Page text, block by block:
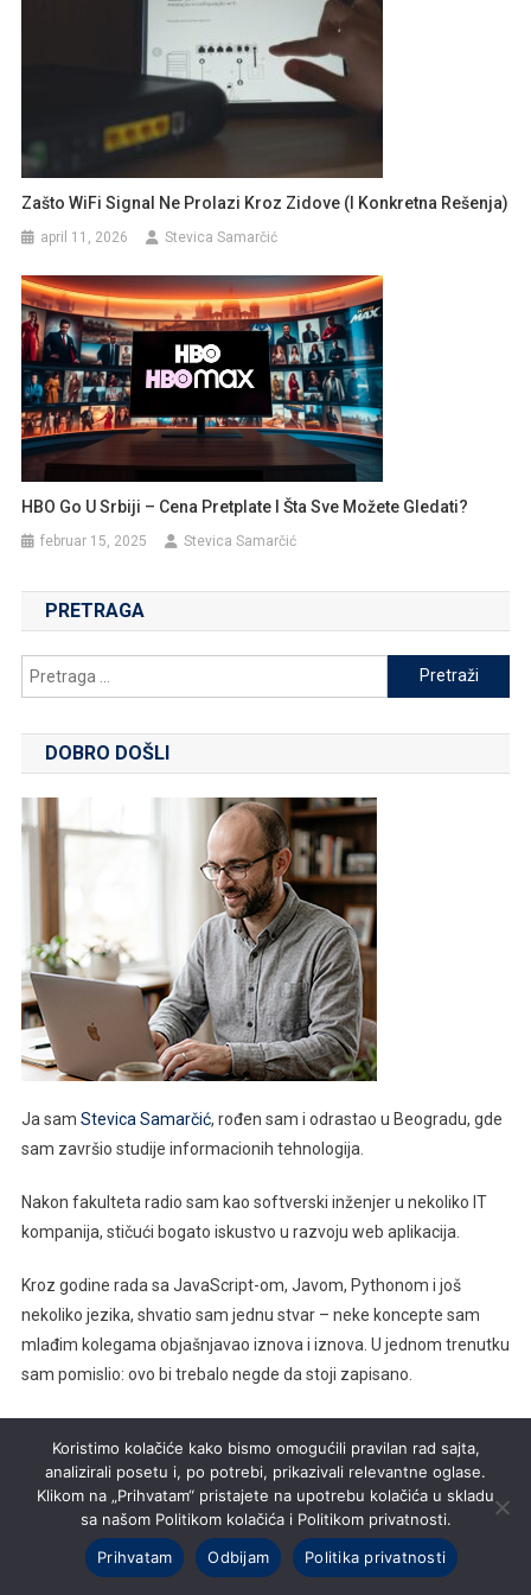
Zašto WiFi Signal Ne Prolazi Kroz Zidove (i Konkretna Rešenja)
april 11, 2026 Stevica Samarčić
HBO Go U Srbiji – Cena Pretplate I Šta Sve Možete Gledati?
februar 15, 2025 Stevica Samarčić
PRETRAGA
Pretraga
za:
DOBRO DOŠLI
Ja sam Stevica Samarčić, rođen sam i odrastao u Beogradu, gde
sam završio studije informacionih tehnologija.
Nakon fakulteta radio sam kao softverski inženjer u nekoliko IT
kompanija, stičući bogato iskustvo u razvoju web aplikacija.
Kroz godine rada sa JavaScript-om, Javom, Pythonom i još
nekoliko jezika, shvatio sam jednu stvar – neke koncepte sam
mlađim kolegama objašnjavao iznova i iznova. U jednom trenutku
sam pomislio: ovo bi trebalo negde da stoji zapisano.
NAJNOVIJE
Pitali Smo Aleksandra Đekića: Kako
Izrada Web Sajta U WordPressu
Koristimo kolačiće kako bismo omogućili pravilan rad sajta,
analizirali posetu i, po potrebi, prikazivali relevantne oglase.
Klikom na „Prihvatam“ pristajete na upotrebu kolačića u skladu
sa našom Politikom kolačića i Politikom privatnosti.
Prihvatam
Odbijam Politika privatnosti